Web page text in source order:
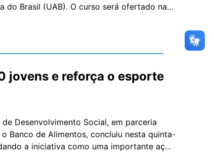
do Brasil (UAB). O curso será ofertado na
jovens e reforça o esporte
Desenvolvimento Social, em parceria
Banco de Alimentos, concluiu nesta quinta-
a iniciativa como uma importante ação